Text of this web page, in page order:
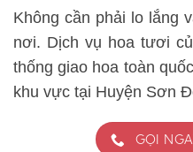
Không cần phải lo lắng
nơi. Dịch vụ hoa tươi
thống giao hoa toàn
khu vực tại Huyện Sơn
GỌI